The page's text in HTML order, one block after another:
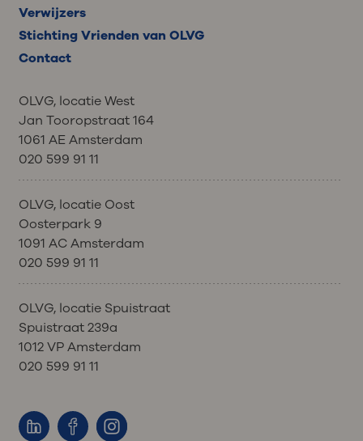
Verwijzers
Stichting Vrienden van OLVG
Contact
OLVG, locatie West
Jan Tooropstraat 164
1061 AE Amsterdam
020 599 91 11
OLVG, locatie Oost
Oosterpark 9
1091 AC Amsterdam
020 599 91 11
OLVG, locatie Spuistraat
Spuistraat 239a
1012 VP Amsterdam
020 599 91 11